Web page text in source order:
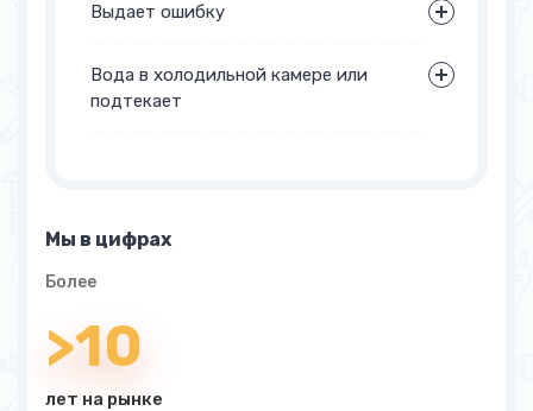
Выдает ошибку
Вода в холодильной камере или
подтекает
Мы в цифрах
Более
>10
лет на рынке